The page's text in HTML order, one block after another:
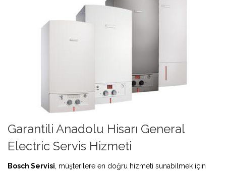
Garantili Anadolu Hisarı General
Electric Servis Hizmeti
Bosch Servisi , müşterilere en doğru hizmeti sunabilmek için